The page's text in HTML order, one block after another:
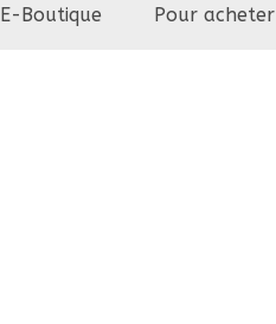
E-Boutique Pour acheter